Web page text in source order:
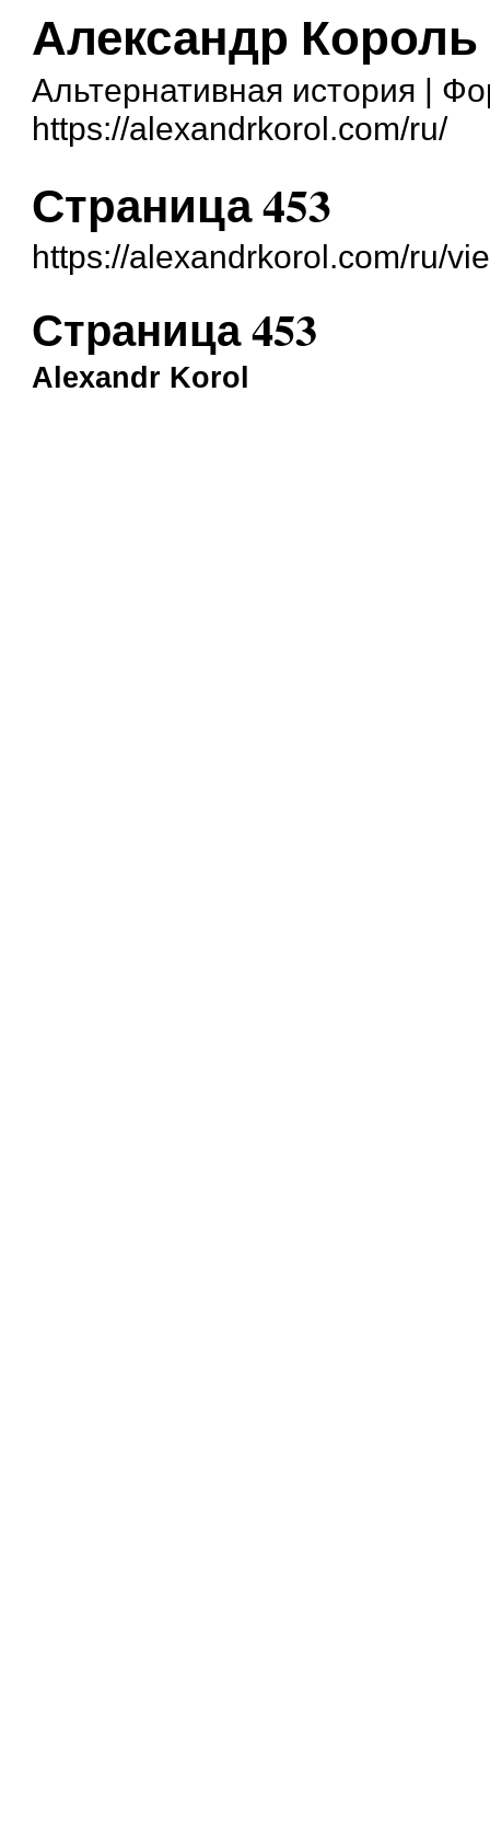
Александр Король
Альтернативная история |
https://alexandrkorol.com/ru/
Страница 453
https://alexandrkorol.com/ru/
Страница 453
Alexandr Korol